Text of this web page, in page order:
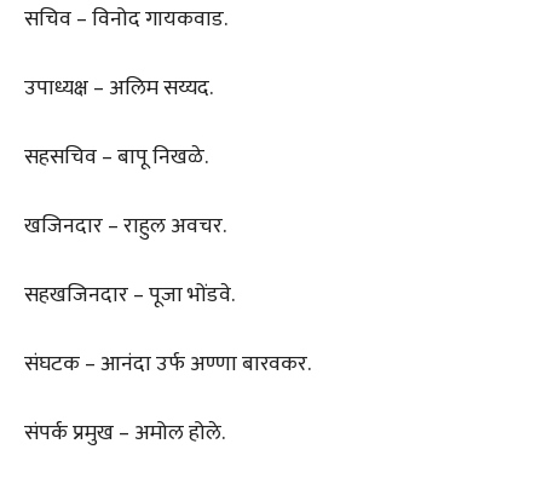
सचिव – विनोद गायकवाड.
उपाध्यक्ष – अलिम सय्यद.
सहसचिव – बापू निखळे.
खजिनदार – राहुल अवचर.
सहखजिनदार – पूजा भोंडवे.
संघटक – आनंदा उर्फ अण्णा बारवकर.
संपर्क प्रमुख – अमोल होले.